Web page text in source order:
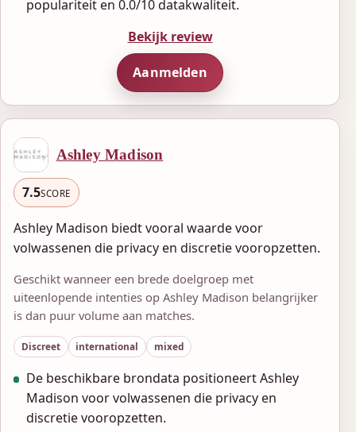
populariteit en 0.0/10 datakwaliteit.
Bekijk review
Aanmelden
Ashley Madison
7.5SCORE
Ashley Madison biedt vooral waarde voor
volwassenen die privacy en discretie vooropzetten.
Geschikt wanneer een brede doelgroep met
uiteenlopende intenties op Ashley Madison belangrijker
is dan puur volume aan matches.
Discreet international mixed
De beschikbare brondata positioneert Ashley
Madison voor volwassenen die privacy en
discretie vooropzetten.